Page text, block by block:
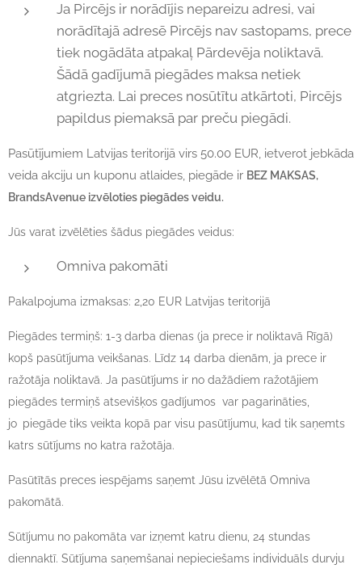
Ja Pircējs ir norādījis nepareizu adresi, vai
norādītajā adresē Pircējs nav sastopams, prece
tiek nogādāta atpakaļ Pārdevēja noliktavā.
Šādā gadījumā piegādes maksa netiek
atgriezta. Lai preces nosūtītu atkārtoti, Pircējs
papildus piemaksā par preču piegādi.
Pasūtījumiem Latvijas teritorijā virs 50.00 EUR, ietverot jebkāda
veida akciju un kuponu atlaides, piegāde ir BEZ MAKSAS,
BrandsAvenue izvēloties piegādes veidu.
Jūs varat izvēlēties šādus piegādes veidus:
Omniva pakomāti
Pakalpojuma izmaksas: 2,20 EUR Latvijas teritorijā
Piegādes termiņš: 1-3 darba dienas (ja prece ir noliktavā Rīgā)
kopš pasūtījuma veikšanas. Līdz 14 darba dienām, ja prece ir
ražotāja noliktavā. Ja pasūtījums ir no dažādiem ražotājiem
piegādes termiņš atsevišķos gadījumos var pagarināties,
jo piegāde tiks veikta kopā par visu pasūtījumu, kad tik saņemts
katrs sūtījums no katra ražotāja.
Pasūtītās preces iespējams saņemt Jūsu izvēlētā Omniva
pakomātā.
Sūtījumu no pakomāta var izņemt katru dienu, 24 stundas
diennaktī. Sūtījuma saņemšanai nepieciešams individuāls durvju